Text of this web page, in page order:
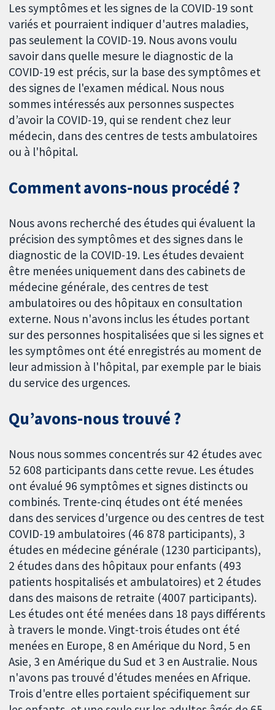
Les symptômes et les signes de la COVID-19 sont
variés et pourraient indiquer d'autres maladies,
pas seulement la COVID-19. Nous avons voulu
savoir dans quelle mesure le diagnostic de la
COVID-19 est précis, sur la base des symptômes et
des signes de l'examen médical. Nous nous
sommes intéressés aux personnes suspectes
d’avoir la COVID-19, qui se rendent chez leur
médecin, dans des centres de tests ambulatoires
ou à l'hôpital.
Comment avons-nous procédé ?
Nous avons recherché des études qui évaluent la
précision des symptômes et des signes dans le
diagnostic de la COVID-19. Les études devaient
être menées uniquement dans des cabinets de
médecine générale, des centres de test
ambulatoires ou des hôpitaux en consultation
externe. Nous n'avons inclus les études portant
sur des personnes hospitalisées que si les signes et
les symptômes ont été enregistrés au moment de
leur admission à l'hôpital, par exemple par le biais
du service des urgences.
Qu’avons-nous trouvé ?
Nous nous sommes concentrés sur 42 études avec
52 608 participants dans cette revue. Les études
ont évalué 96 symptômes et signes distincts ou
combinés. Trente-cinq études ont été menées
dans des services d'urgence ou des centres de test
COVID-19 ambulatoires (46 878 participants), 3
études en médecine générale (1230 participants),
2 études dans des hôpitaux pour enfants (493
patients hospitalisés et ambulatoires) et 2 études
dans des maisons de retraite (4007 participants).
Les études ont été menées dans 18 pays différents
à travers le monde. Vingt-trois études ont été
menées en Europe, 8 en Amérique du Nord, 5 en
Asie, 3 en Amérique du Sud et 3 en Australie. Nous
n'avons pas trouvé d'études menées en Afrique.
Trois d'entre elles portaient spécifiquement sur